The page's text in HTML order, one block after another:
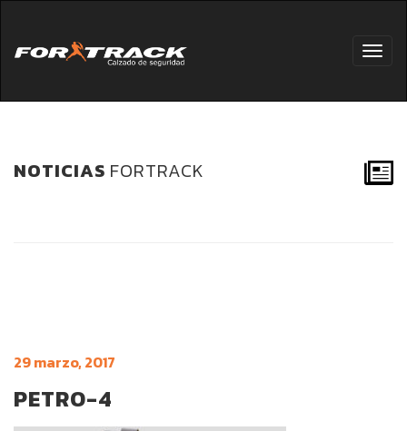
NOTICIAS FORTRACK
29 marzo, 2017
PETRO-4